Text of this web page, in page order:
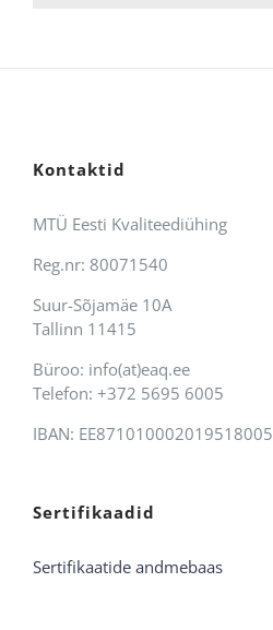
Kontaktid
MTÜ Eesti Kvaliteediühing
Reg.nr: 80071540
Suur-Sõjamäe 10A
Tallinn 11415
Büroo: info(at)eaq.ee
Telefon: +372 5695 6005
IBAN: EE871010002019518005
Sertifikaadid
Sertifikaatide andmebaas